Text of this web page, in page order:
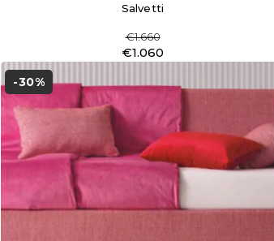
Salvetti
€1.660
€1.060
-30%